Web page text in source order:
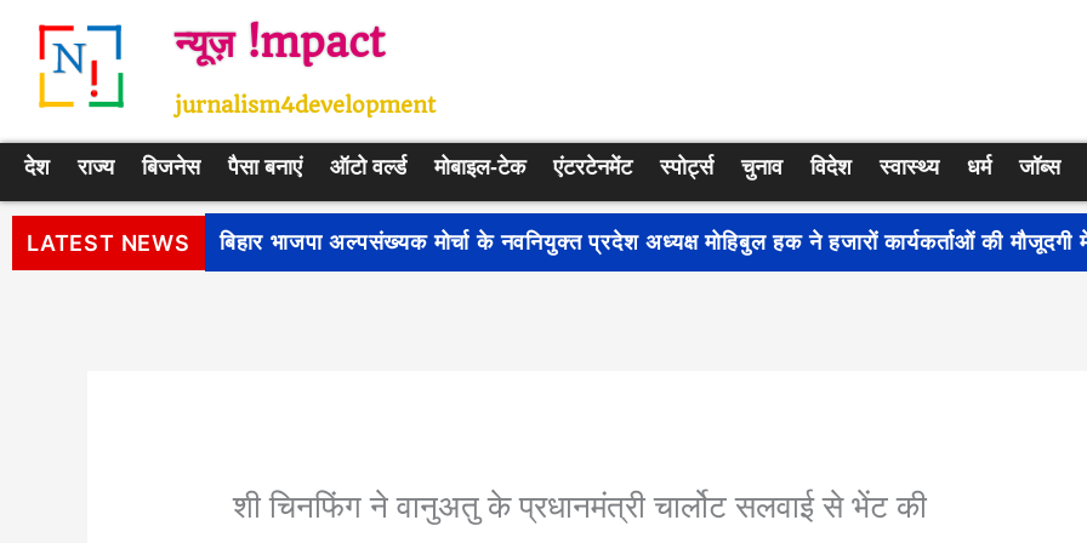
न्यूज़ !mpact
jurnalism4development
देश राज्य बिजनेस पैसा बनाएं ऑटो वर्ल्ड मोबाइल-टेक एंटरटेनमेंट स्पोर्ट्स चुनाव विदेश स्वास्थ्य धर्म जॉब्स
LATEST NEWS पीएम सूर्य घर: मुफ्त बिजली योजना के प्रति जागरूकता बढ़ाने के लिए देशभर में शुरू हुआ नुक्कड़ नाटक
शी चिनफिंग ने वानुअतु के प्रधानमंत्री चार्लोट सलवाई से भेंट की